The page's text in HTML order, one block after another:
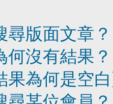
尋版面文章？
何沒有結果？
果為何是空